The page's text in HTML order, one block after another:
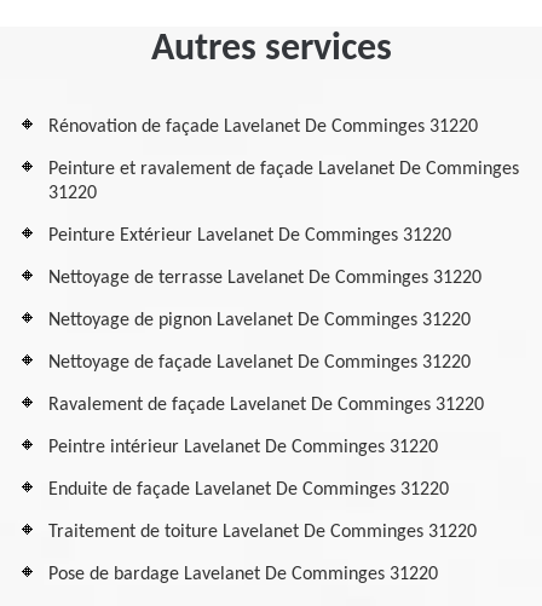
Autres services
Rénovation de façade Lavelanet De Comminges 31220
Peinture et ravalement de façade Lavelanet De Comminges
31220
Peinture Extérieur Lavelanet De Comminges 31220
Nettoyage de terrasse Lavelanet De Comminges 31220
Nettoyage de pignon Lavelanet De Comminges 31220
Nettoyage de façade Lavelanet De Comminges 31220
Ravalement de façade Lavelanet De Comminges 31220
Peintre intérieur Lavelanet De Comminges 31220
Enduite de façade Lavelanet De Comminges 31220
Traitement de toiture Lavelanet De Comminges 31220
Pose de bardage Lavelanet De Comminges 31220